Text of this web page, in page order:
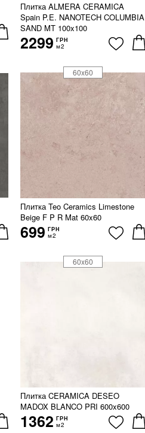
Плитка ALMERA CERAMICA
Spain P.E. NANOTECH COLUMBIA
SAND MT 100x100
2299 ГРН
м2
Плитка Teo Ceramics Limestone
Beige F P R Mat 60x60
699 ГРН
м2
60x60
Плитка CERAMICA DESEO
MADOX BLANCO PRI 600x600
1362 ГРН
м2
60x60